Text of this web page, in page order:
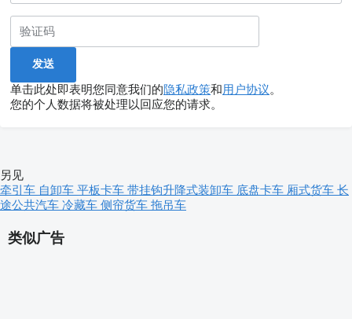
单击此处即表明您同意我们的隐私政策和用户协议。
您的个人数据将被处理以回应您的请求。
类似广告
另见
牵引车 自卸车 平板卡车 带挂钩升降式装卸车 底盘卡车 厢式货车 长
途公共汽车 冷藏车 侧帘货车 拖吊车